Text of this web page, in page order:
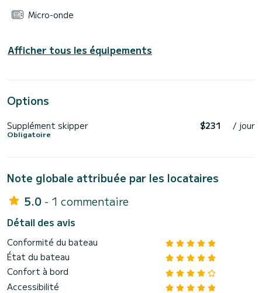
Micro-onde
Afficher tous les équipements
Options
Supplément skipper
Obligatoire
$231 / jour
Note globale attribuée par les locataires
5.0 - 1 commentaire
Détail des avis
Conformité du bateau
État du bateau
Confort à bord
Accessibilité